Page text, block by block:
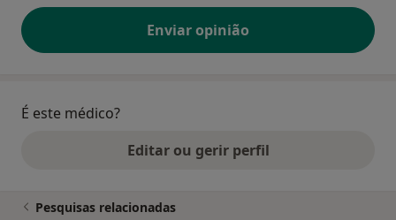
Enviar opinião
É este médico?
Editar ou gerir perfil
Pesquisas relacionadas